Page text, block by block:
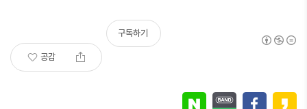
공감
구독하기